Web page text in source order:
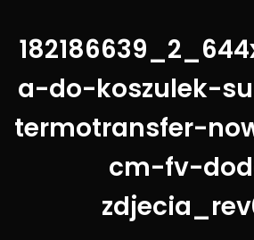
a-do-koszulek-
termotransfer-
cm-fv-